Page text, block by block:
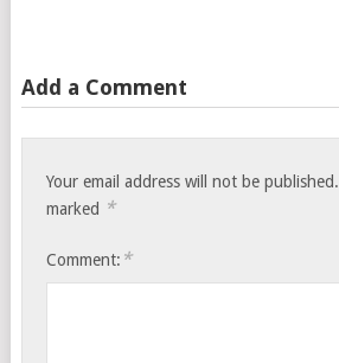
Add a Comment
Your email address will not be published.
marked *
Comment: *